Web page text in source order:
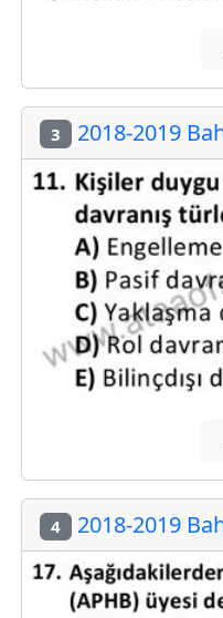
3 2018-2019
4 2018-2019